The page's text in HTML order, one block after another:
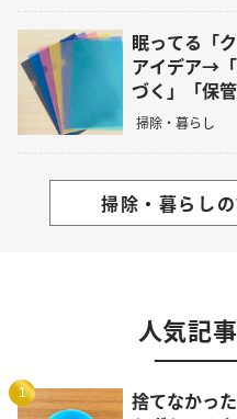
眠ってる「
アイデア→
づく」「保
掃除・暮らし
掃除・暮らし
人気記
1
捨てなかっ